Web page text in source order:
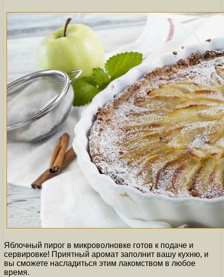
Яблочный пирог в микроволновке готов к подаче и
сервировке! Приятный аромат заполнит вашу кухню, и
вы сможете насладиться этим лакомством в любое
время.